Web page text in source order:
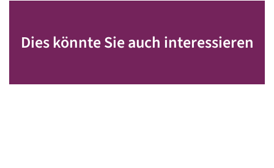
Dies könnte Sie auch interessieren